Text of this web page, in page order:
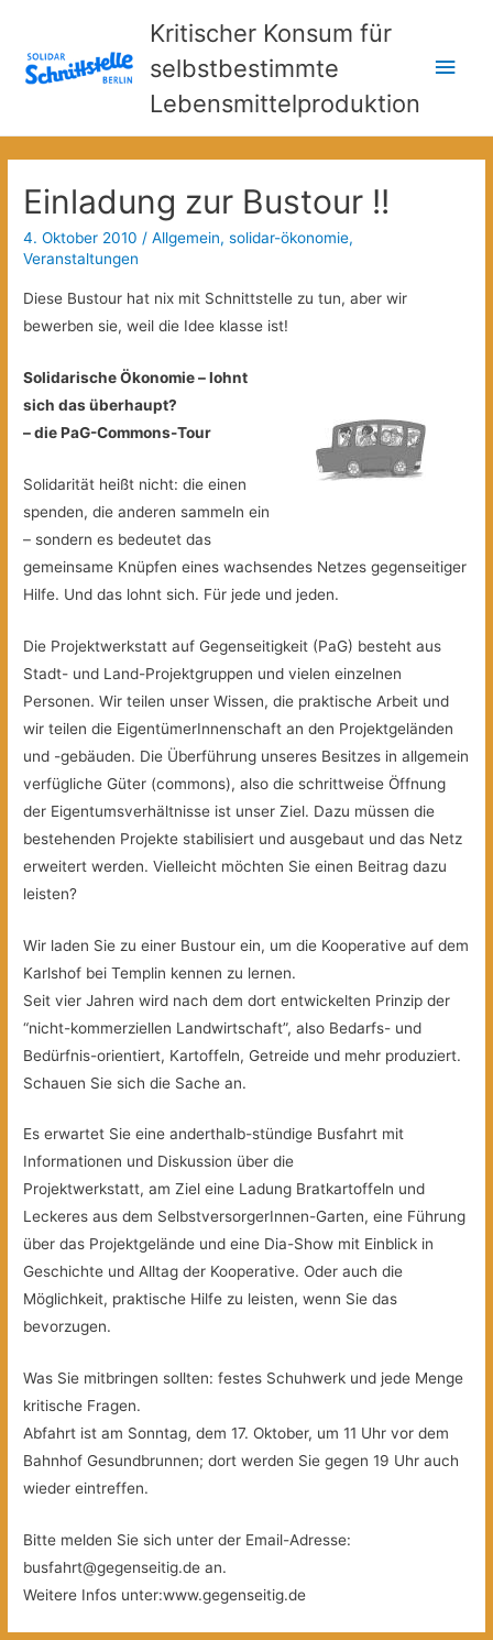
Kritischer Konsum für
selbstbestimmte
Lebensmittelproduktion
Einladung zur Bustour !!
4. Oktober 2010 /Allgemein,solidar-ökonomie,
Veranstaltungen
Diese Bustour hat nix mit Schnittstelle zu tun, aber wir
bewerben sie, weil die Idee klasse ist!
Solidarische Ökonomie – lohnt
sich das überhaupt?
– die PaG-Commons-Tour
Solidarität heißt nicht: die einen
spenden, die anderen sammeln ein
– sondern es bedeutet das
gemeinsame Knüpfen eines wachsendes Netzes gegenseitiger
Hilfe. Und das lohnt sich. Für jede und jeden.
Die Projektwerkstatt auf Gegenseitigkeit (PaG) besteht aus
Stadt- und Land-Projektgruppen und vielen einzelnen
Personen. Wir teilen unser Wissen, die praktische Arbeit und
wir teilen die EigentümerInnenschaft an den Projektgeländen
und -gebäuden. Die Überführung unseres Besitzes in allgemein
verfügliche Güter (commons), also die schrittweise Öffnung
der Eigentumsverhältnisse ist unser Ziel. Dazu müssen die
bestehenden Projekte stabilisiert und ausgebaut und das Netz
erweitert werden. Vielleicht möchten Sie einen Beitrag dazu
leisten?
Wir laden Sie zu einer Bustour ein, um die Kooperative auf dem
Karlshof bei Templin kennen zu lernen.
Seit vier Jahren wird nach dem dort entwickelten Prinzip der
“nicht-kommerziellen Landwirtschaft”, also Bedarfs- und
Bedürfnis-orientiert, Kartoffeln, Getreide und mehr produziert.
Schauen Sie sich die Sache an.
Es erwartet Sie eine anderthalb-stündige Busfahrt mit
Informationen und Diskussion über die
Projektwerkstatt, am Ziel eine Ladung Bratkartoffeln und
Leckeres aus dem SelbstversorgerInnen-Garten, eine Führung
über das Projektgelände und eine Dia-Show mit Einblick in
Geschichte und Alltag der Kooperative. Oder auch die
Möglichkeit, praktische Hilfe zu leisten, wenn Sie das
bevorzugen.
Was Sie mitbringen sollten: festes Schuhwerk und jede Menge
kritische Fragen.
Abfahrt ist am Sonntag, dem 17. Oktober, um 11 Uhr vor dem
Bahnhof Gesundbrunnen; dort werden Sie gegen 19 Uhr auch
wieder eintreffen.
Bitte melden Sie sich unter der Email-Adresse:
busfahrt@gegenseitig.de an.
Weitere Infos unter:www.gegenseitig.de